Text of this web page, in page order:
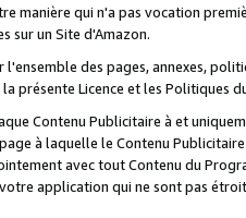
manière qui n'a pas vocation
sur un Site d'Amazon.
l'ensemble des pages, annexes,
présente Licence et les Politiques
Contenu Publicitaire à et
à laquelle le Contenu
avec tout Contenu du
application qui ne sont pas